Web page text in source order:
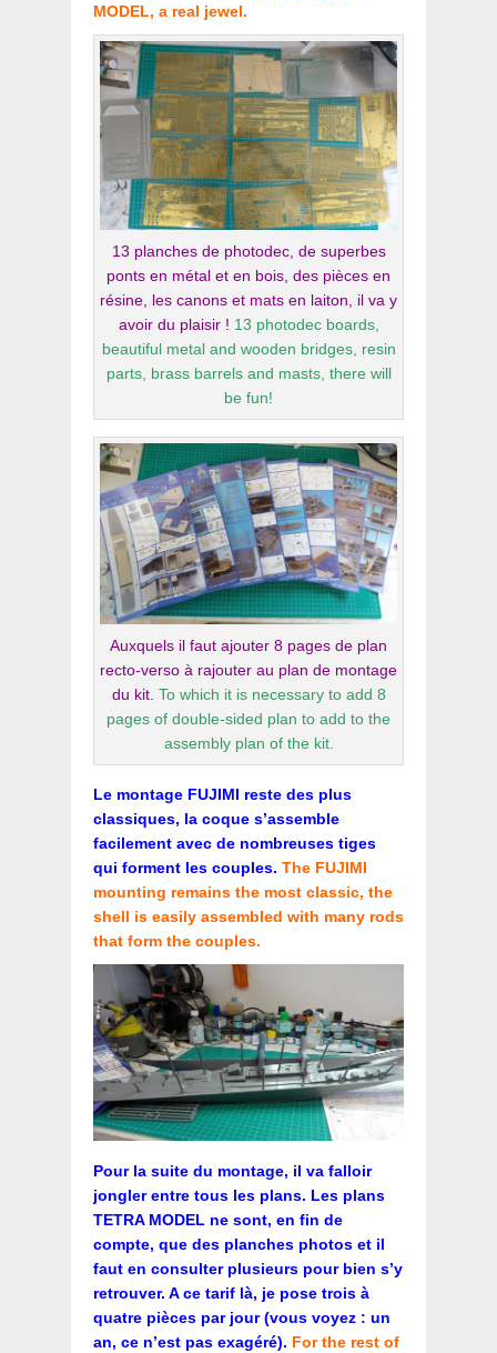
MODEL, a real jewel.
13 planches de photodec, de superbes
ponts en métal et en bois, des pièces en
résine, les canons et mats en laiton, il va y
avoir du plaisir ! 13 photodec boards,
beautiful metal and wooden bridges, resin
parts, brass barrels and masts, there will
be fun!
Auxquels il faut ajouter 8 pages de plan
recto-verso à rajouter au plan de montage
du kit. To which it is necessary to add 8
pages of double-sided plan to add to the
assembly plan of the kit.
Le montage FUJIMI reste des plus
classiques, la coque s’assemble
facilement avec de nombreuses tiges
qui forment les couples. The FUJIMI
mounting remains the most classic, the
shell is easily assembled with many rods
that form the couples.
Pour la suite du montage, il va falloir
jongler entre tous les plans. Les plans
TETRA MODEL ne sont, en fin de
compte, que des planches photos et il
faut en consulter plusieurs pour bien s’y
retrouver. A ce tarif là, je pose trois à
quatre pièces par jour (vous voyez : un
an, ce n’est pas exagéré). For the rest of